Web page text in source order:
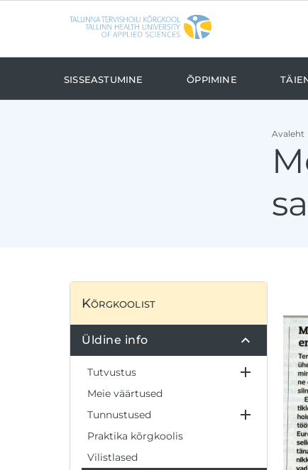
Liigu edasi põhisisu juurde Ligipääsetavus
Sisseastumine Õppimine
Avaleht
Kõrgkoolist
Üldine info
Tutvustus
Meie väärtused
Tunnustused
Praktika kõrgkoolis
Vilistlased